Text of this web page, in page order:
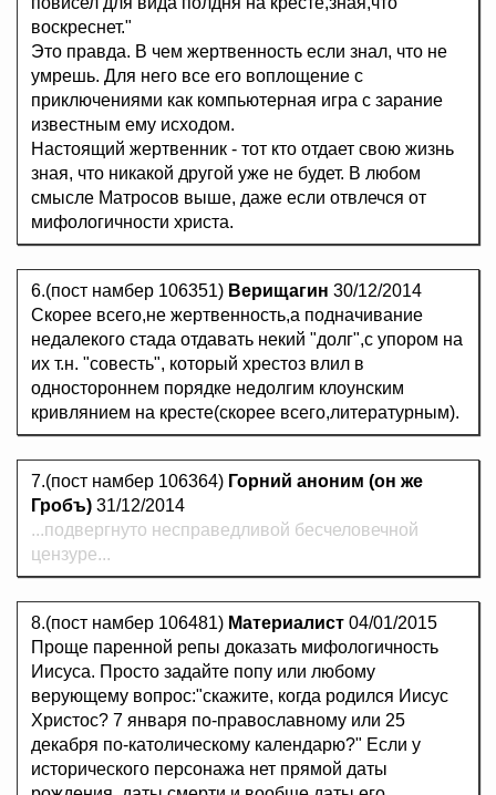
воскреснет."
Это правда. В чем жертвенность если знал, что не
умрешь. Для него все его воплощение с
приключениями как компьютерная игра с зарание
известным ему исходом.
Настоящий жертвенник - тот кто отдает свою жизнь
зная, что никакой другой уже не будет. В любом
смысле Матросов выше, даже если отвлечся от
мифологичности христа.
6.(пост намбер 106351) Верищагин 30/12/2014
Скорее всего,не жертвенность,а подначивание
недалекого стада отдавать некий "долг",с упором на
их т.н. "совесть", который хрестоз влил в
одностороннем порядке недолгим клоунским
кривлянием на кресте(скорее всего,литературным).
7.(пост намбер 106364) Горний аноним (он же
Гробъ) 31/12/2014
...подвергнуто несправедливой бесчеловечной
цензуре...
8.(пост намбер 106481) Материалист 04/01/2015
Проще паренной репы доказать мифологичность
Иисуса. Просто задайте попу или любому
верующему вопрос:"скажите, когда родился Иисус
Христос? 7 января по-православному или 25
декабря по-католическому календарю?" Если у
исторического персонажа нет прямой даты